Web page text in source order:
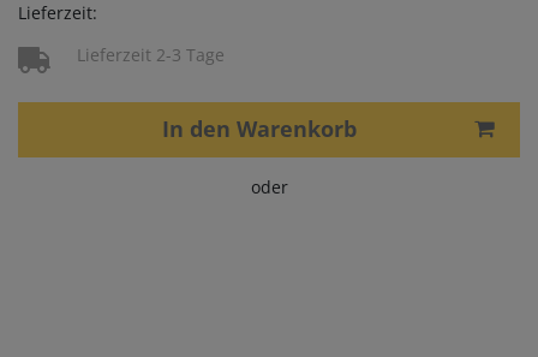
Lieferzeit:
Lieferzeit 2-3 Tage
In den Warenkorb
oder